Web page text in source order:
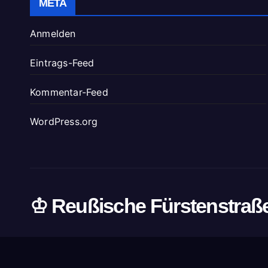
META
Anmelden
Eintrags-Feed
Kommentar-Feed
WordPress.org
♔ Reußische